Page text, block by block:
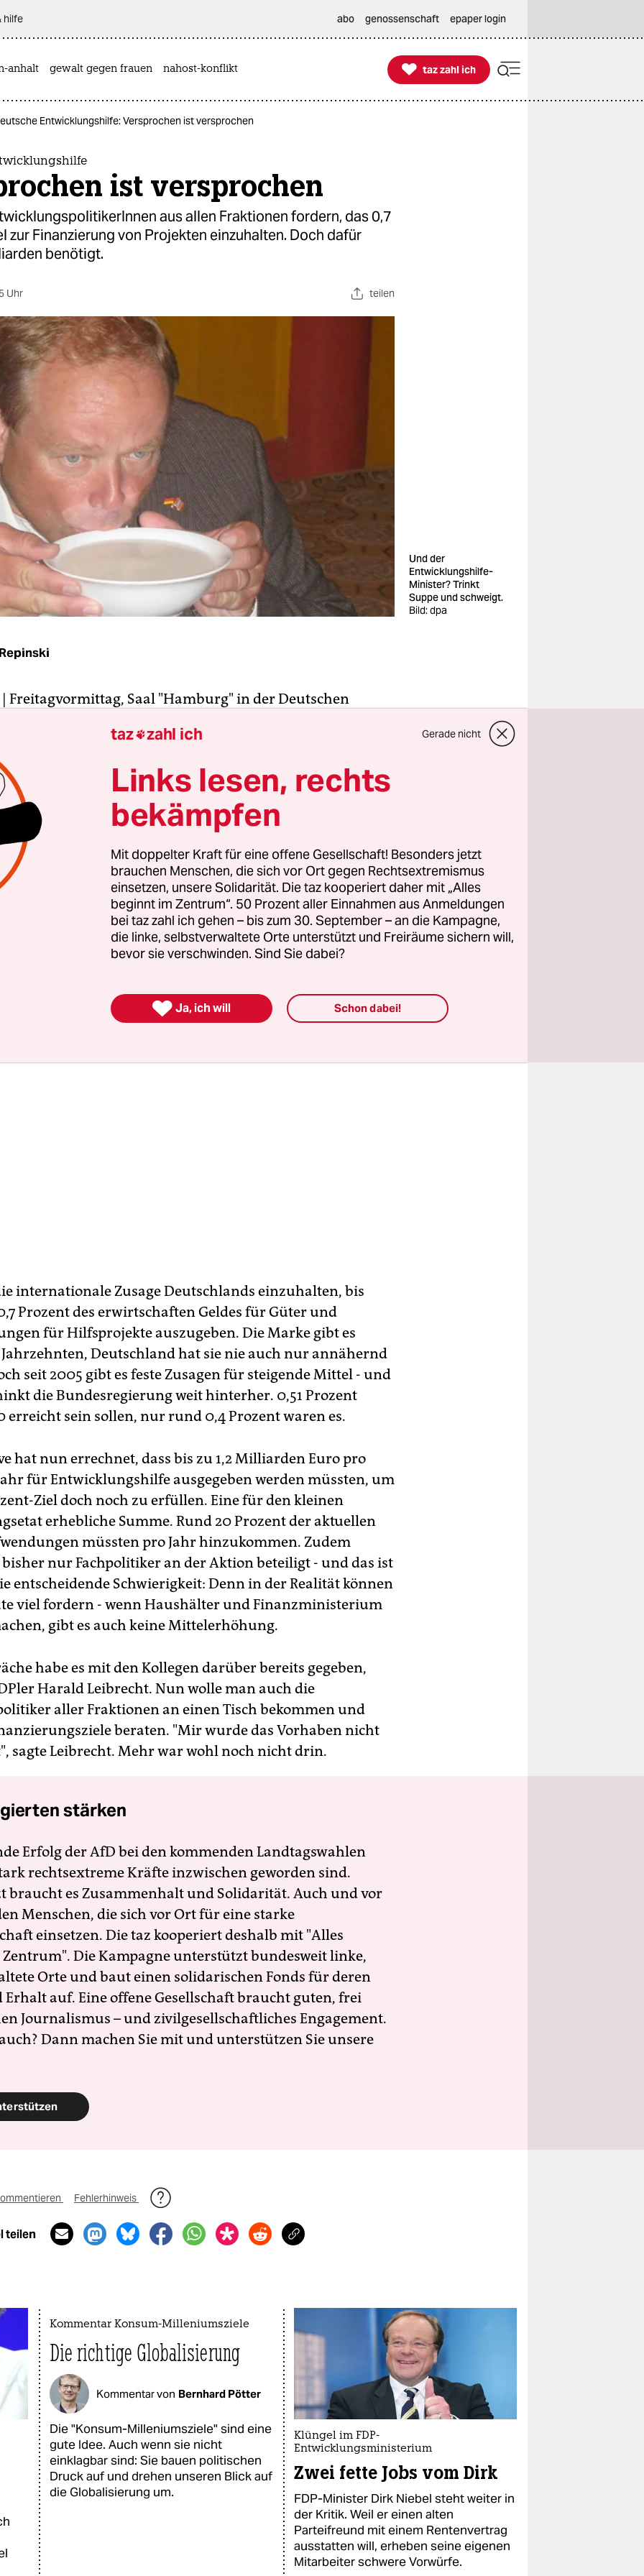
hilfe abo genossenschaft epaper login
anhalt gewalt gegen frauen nahost-konflikt 
taz zahl ich
taz zahl ich
Entwicklungshilfe: Versprochen ist versprochen
ist versprochen
aus allen Fraktionen fordern, das 0,7
zur Finanzierung von Projekten einzuhalten. Doch dafür
benötigt.
Uhr teilen
Und der
Entwicklungshilfe-
Minister? Trinkt
Suppe und schweigt.
Bild: dpa
| Freitagvormittag, Saal "Hamburg" in der Deutschen
sind vertreten. Heute kommt es auf Symbolik an.
von Entwicklungspolitikern aller Parteien soll ein neuer
werden, die Finanzierung von Entwicklungshilfe
steigern.
können, können wir auch", sagte der Grünen-
Thilo Hoppe, der Mitinitiator der Aktion ist, mit
erfolgreichen Bemühungen Großbritanniens in diesem
Hoppe gehören auch Holger Haibach (CDU), Heike
Bärbel Kofler (SPD), Harald Leibrecht (FDP) und Sabine
zu den Erstunterzeichnern des Aufrufs "Das Versprechen
erhöht.
internationale Zusage Deutschlands einzuhalten, bis
Prozent des erwirtschaften Geldes für Güter und
für Hilfsprojekte auszugeben. Die Marke gibt es
Deutschland hat sie nie auch nur annähernd
seit 2005 gibt es feste Zusagen für steigende Mittel - und
die Bundesregierung weit hinterher. 0,51 Prozent
erreicht sein sollen, nur rund 0,4 Prozent waren es.
hat nun errechnet, dass bis zu 1,2 Milliarden Euro pro
für Entwicklungshilfe ausgegeben werden müssten, um
Ziel doch noch zu erfüllen. Eine für den kleinen
erhebliche Summe. Rund 20 Prozent der aktuellen
müssten pro Jahr hinzukommen. Zudem
nur Fachpolitiker an der Aktion beteiligt - und das ist
entscheidende Schwierigkeit: Denn in der Realität können
viel fordern - wenn Haushälter und Finanzministerium
gibt es auch keine Mittelerhöhung.
habe es mit den Kollegen darüber bereits gegeben,
Harald Leibrecht. Nun wolle man auch die
aller Fraktionen an einen Tisch bekommen und
beraten. "Mir wurde das Vorhaben nicht
sagte Leibrecht. Mehr war wohl noch nicht drin.
stärken
Erfolg der AfD bei den kommenden Landtagswahlen
rechtsextreme Kräfte inzwischen geworden sind.
braucht es Zusammenhalt und Solidarität. Auch und vor
Menschen, die sich vor Ort für eine starke
einsetzen. Die taz kooperiert deshalb mit "Alles
Die Kampagne unterstützt bundesweit linke,
Orte und baut einen solidarischen Fonds für deren
Erhalt auf. Eine offene Gesellschaft braucht guten, frei
Journalismus – und zivilgesellschaftliches Engagement.
Dann machen Sie mit und unterstützen Sie unsere
Fehlerhinweis
teilen
Kommentar Konsum-Milleniumsziele
Die richtige Globalisierung
Kommentar von Bernhard Pötter
Die "Konsum-Milleniumsziele" sind eine
gute Idee. Auch wenn sie nicht
einklagbar sind: Sie bauen politischen
Druck auf und drehen unseren Blick auf
die Globalisierung um.
Klüngel im FDP-
Entwicklungsministerium
Zwei fette Jobs vom Dirk
FDP-Minister Dirk Niebel steht weiter in
der Kritik. Weil er einen alten
Parteifreund mit einem Rentenvertrag
ausstatten will, erheben seine eigenen
Mitarbeiter schwere Vorwürfe.
taz zahl ich Gerade nicht
Links lesen, rechts
bekämpfen
Mit doppelter Kraft für eine offene Gesellschaft! Besonders jetzt
brauchen Menschen, die sich vor Ort gegen Rechtsextremismus
einsetzen, unsere Solidarität. Die taz kooperiert daher mit „Alles
beginnt im Zentrum“. 50 Prozent aller Einnahmen aus Anmeldungen
bei taz zahl ich gehen – bis zum 30. September – an die Kampagne,
die linke, selbstverwaltete Orte unterstützt und Freiräume sichern will,
bevor sie verschwinden. Sind Sie dabei?
 Ja, ich will Schon dabei!